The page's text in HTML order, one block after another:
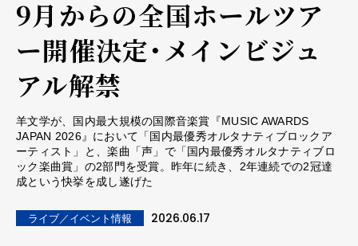
9月からの全国ホールツア
ー開催決定・メインビジュ
アル解禁
羊文学が、国内最大規模の国際音楽賞『MUSIC AWARDS
JAPAN 2026』において「国内最優秀オルタナティブロックア
ーティスト」と、楽曲「声」で「国内最優秀オルタナティブロ
ック楽曲賞」の2部門を受賞。昨年に続き、2年連続での2冠達
成という快挙を成し遂げた
ライブ／イベント情報 2026.06.17